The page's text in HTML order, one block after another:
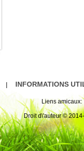
INFORMATIONS
Liens amicaux:
Droit d\'auteur ©